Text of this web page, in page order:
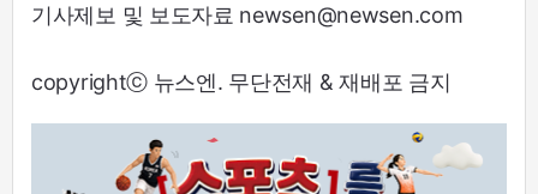
기사제보 및 보도자료 newsen@newsen.com
copyrightⓒ 뉴스엔. 무단전재 & 재배포 금지